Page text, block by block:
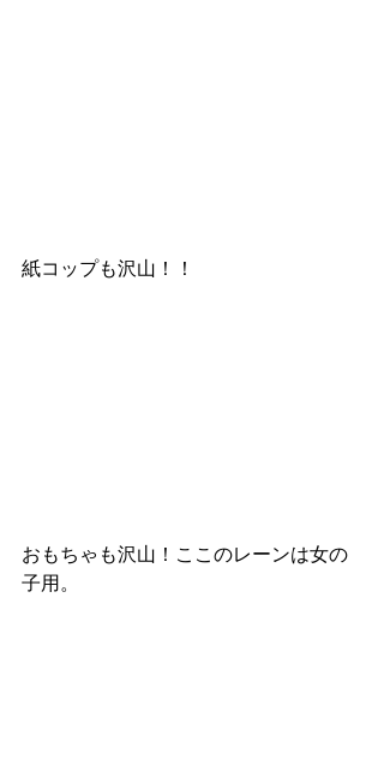
紙コップも沢山！！
おもちゃも沢山！ここのレーンは女の
子用。